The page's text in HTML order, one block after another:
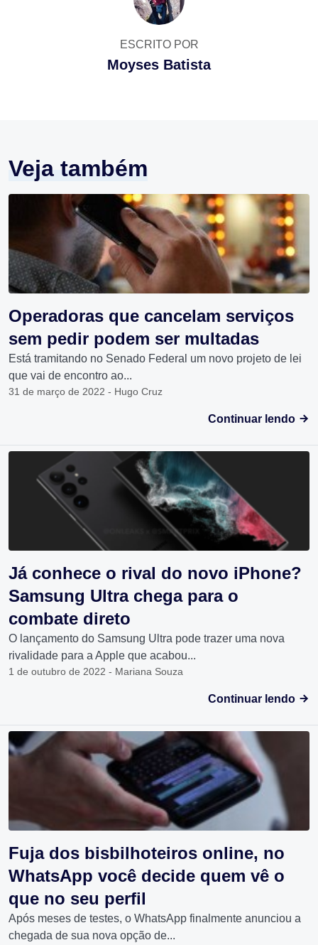
ESCRITO POR
Moyses Batista
Veja também
Operadoras que cancelam serviços
sem pedir podem ser multadas
Está tramitando no Senado Federal um novo projeto de lei
que vai de encontro ao...
31 de março de 2022 - Hugo Cruz
Continuar lendo
Já conhece o rival do novo iPhone?
Samsung Ultra chega para o
combate direto
O lançamento do Samsung Ultra pode trazer uma nova
rivalidade para a Apple que acabou...
1 de outubro de 2022 - Mariana Souza
Continuar lendo
Fuja dos bisbilhoteiros online, no
WhatsApp você decide quem vê o
que no seu perfil
Após meses de testes, o WhatsApp finalmente anunciou a
chegada de sua nova opção de...